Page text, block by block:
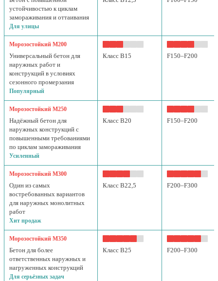
устойчивостью к циклам
замораживания и оттаивания
Для улицы
Морозостойкий М200
Универсальный бетон для
наружных работ и
конструкций в условиях
сезонного промерзания
Популярный
Класс B15 F150–F200
Морозостойкий М250
Надёжный бетон для
наружных конструкций с
повышенными требованиями
по циклам замораживания
Усиленный
Класс B20 F150–F200
Морозостойкий М300
Один из самых
востребованных вариантов
для наружных монолитных
работ
Хит продаж
Класс B22,5 F200–F300
Морозостойкий М350
Бетон для более
ответственных наружных и
нагруженных конструкций
Для серьёзных задач
Класс B25 F200–F300